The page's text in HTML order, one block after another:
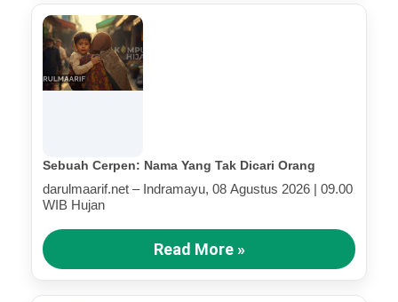
Sebuah Cerpen: Nama Yang Tak Dicari Orang
darulmaarif.net – Indramayu, 08 Agustus 2026 | 09.00
WIB Hujan
Read More »